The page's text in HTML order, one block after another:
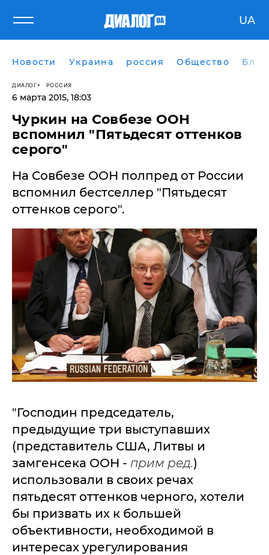
UA
Новости Украина россия Общество
ДИАЛОГ РОССИЯ
6 марта 2015, 18:03
Чуркин на Совбезе ООН
вспомнил "Пятьдесят оттенков
серого"
На Совбезе ООН полпред от России
вспомнил бестселлер "Пятьдесят
оттенков серого".
"Господин председатель,
предыдущие три выступавших
(представитель США, Литвы и
замгенсека ООН - прим ред.)
использовали в своих речах
пятьдесят оттенков черного, хотели
бы призвать их к большей
объективности, необходимой в
интересах урегулирования